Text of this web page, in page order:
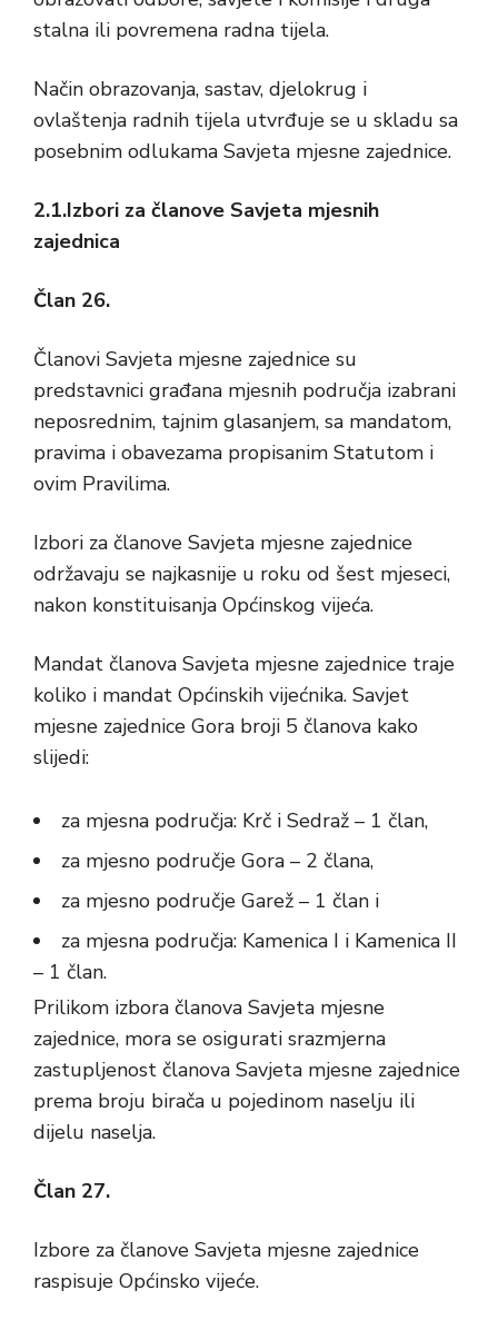
stalna ili povremena radna tijela.
Način obrazovanja, sastav, djelokrug i
ovlaštenja radnih tijela utvrđuje se u skladu sa
posebnim odlukama Savjeta mjesne zajednice.
2.1.Izbori za članove Savjeta mjesnih
zajednica
Član 26.
Članovi Savjeta mjesne zajednice su
predstavnici građana mjesnih područja izabrani
neposrednim, tajnim glasanjem, sa mandatom,
pravima i obavezama propisanim Statutom i
ovim Pravilima.
Izbori za članove Savjeta mjesne zajednice
održavaju se najkasnije u roku od šest mjeseci,
nakon konstituisanja Općinskog vijeća.
Mandat članova Savjeta mjesne zajednice traje
koliko i mandat Općinskih vijećnika. Savjet
mjesne zajednice Gora broji 5 članova kako
slijedi:
za mjesna područja: Krč i Sedraž – 1 član,
za mjesno područje Gora – 2 člana,
za mjesno područje Garež – 1 član i
za mjesna područja: Kamenica I i Kamenica II
– 1 član.
Prilikom izbora članova Savjeta mjesne
zajednice, mora se osigurati srazmjerna
zastupljenost članova Savjeta mjesne zajednice
prema broju birača u pojedinom naselju ili
dijelu naselja.
Član 27.
Izbore za članove Savjeta mjesne zajednice
raspisuje Općinsko vijeće.